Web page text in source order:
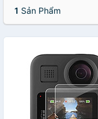
1 Sản Phẩm